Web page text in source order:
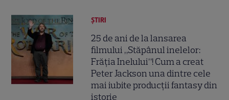
ȘTIRI
25 de ani de la lansarea
filmului „Stăpânul inelelor:
Frăția Inelului”! Cum a creat
Peter Jackson una dintre cele
mai iubite producții fantasy din
istorie